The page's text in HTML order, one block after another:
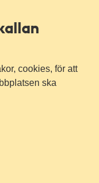
cookies, för att
ska